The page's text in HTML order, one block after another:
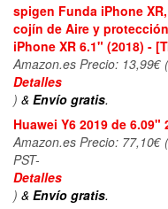
spigen Funda iPhone
cojín de Aire y
iPhone XR 6.1" (2018) -
Amazon.es Precio: 13,99€
Detalles
) & Envío gratis.
Huawei Y6 2019 de
Amazon.es Precio: 77,10€
PST-
Detalles
) & Envío gratis.